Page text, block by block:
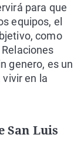
para que
equipos, el
como
Relaciones
genero, es un
en la
San Luis